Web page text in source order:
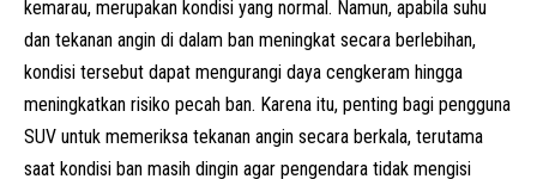
kemarau, merupakan kondisi yang normal. Namun, apabila suhu
dan tekanan angin di dalam ban meningkat secara berlebihan,
kondisi tersebut dapat mengurangi daya cengkeram hingga
meningkatkan risiko pecah ban. Karena itu, penting bagi pengguna
SUV untuk memeriksa tekanan angin secara berkala, terutama
saat kondisi ban masih dingin agar pengendara tidak mengisi